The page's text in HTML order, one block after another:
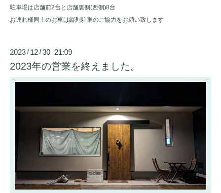
駐車場は店舗前2台と店舗裏側(西側)8台
お連れ様同士のお車は縦列駐車のご協力をお願い致します
2023 / 12 /30 21:09
2023年の営業を終えました。